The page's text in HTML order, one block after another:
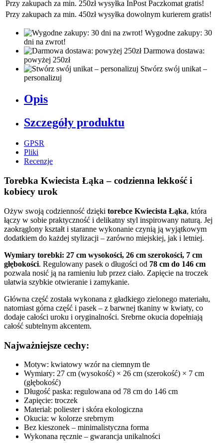
Przy zakupach za min. 250zł wysyłka InPost Paczkomat gratis!
Przy zakupach za min. 450zł wysyłka dowolnym kurierem gratis!
Wygodne zakupy: 30
dni na zwrot!
Darmowa dostawa:
powyżej 250zł
Stwórz swój unikat –
personalizuj
Opis
Szczegóły produktu
GPSR
Pliki
Recenzje
Torebka Kwiecista Łąka – codzienna lekkość i
kobiecy urok
Ożyw swoją codzienność dzięki torebce Kwiecista Łąka, która
łączy w sobie praktyczność i delikatny styl inspirowany naturą. Jej
zaokrąglony kształt i staranne wykonanie czynią ją wyjątkowym
dodatkiem do każdej stylizacji – zarówno miejskiej, jak i letniej.
Wymiary torebki: 27 cm wysokości, 26 cm szerokości, 7 cm
głębokości. Regulowany pasek o długości od 78 cm do 146 cm
pozwala nosić ją na ramieniu lub przez ciało. Zapięcie na troczek
ułatwia szybkie otwieranie i zamykanie.
Główna część została wykonana z gładkiego zielonego materiału,
natomiast górna część i pasek – z barwnej tkaniny w kwiaty, co
dodaje całości uroku i oryginalności. Srebrne okucia dopełniają
całość subtelnym akcentem.
Najważniejsze cechy:
Motyw: kwiatowy wzór na ciemnym tle
Wymiary: 27 cm (wysokość) × 26 cm (szerokość) × 7 cm
(głębokość)
Długość paska: regulowana od 78 cm do 146 cm
Zapięcie: troczek
Materiał: poliester i skóra ekologiczna
Okucia: w kolorze srebrnym
Bez kieszonek – minimalistyczna forma
Wykonana ręcznie – gwarancja unikalności